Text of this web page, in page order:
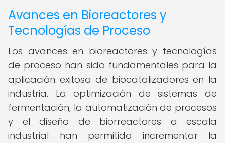
Avances en Bioreactores y
Tecnologías de Proceso
Los avances en bioreactores y tecnologías
de proceso han sido fundamentales para la
aplicación exitosa de biocatalizadores en la
industria. La optimización de sistemas de
fermentación, la automatización de procesos
y el diseño de biorreactores a escala
industrial han permitido incrementar la